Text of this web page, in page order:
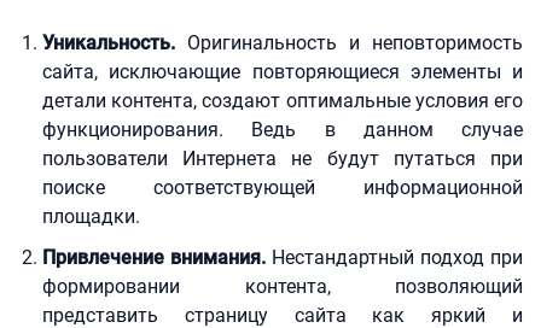
Уникальность. Оригинальность и неповторимость
сайта, исключающие повторяющиеся элементы и
детали контента, создают оптимальные условия его
функционирования. Ведь в данном случае
пользователи Интернета не будут путаться при
поиске соответствующей информационной
площадки.
Привлечение внимания. Нестандартный подход при
формировании контента, позволяющий
представить страницу сайта как яркий и